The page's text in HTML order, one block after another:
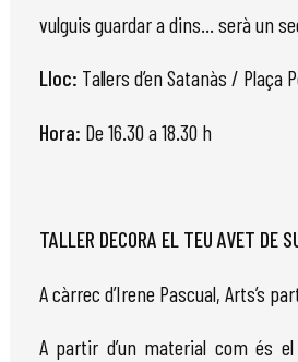
vulguis guardar a dins... serà un
Lloc: Tallers d’en Satanàs / Plaça
Hora: De 16.30 a 18.30 h
TALLER DECORA EL TEU AVET DE
A càrrec d’Irene Pascual, Arts’s
A partir d’un material com és